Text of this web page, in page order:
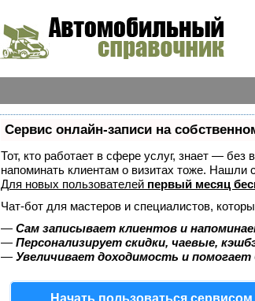
Сервис онлайн-записи на
Тот, кто работает в сфере услуг, знает — без
напоминать клиентам о визитах тоже.
Для новых пользователей первый месяц
Чат-бот для мастеров и специалистов,
— Сам записывает клиентов и
— Персонализирует скидки, чаевые,
— Увеличивает доходимость и
Начать пользоваться сервисом